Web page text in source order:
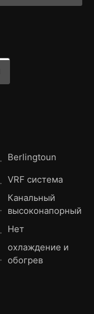
Berlingtoun
VRF система
Канальный
высоконапорный
Нет
охлаждение и
обогрев